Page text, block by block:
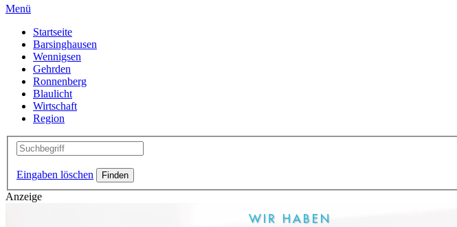
Menü
Startseite
Barsinghausen
Wennigsen
Gehrden
Ronnenberg
Blaulicht
Wirtschaft
Region
Eingaben löschen
Anzeige